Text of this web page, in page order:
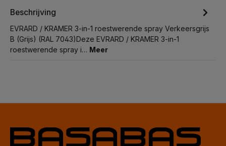
Beschrijving
EVRARD / KRAMER 3-in-1 roestwerende spray Verkeersgrijs
B (Grijs) (RAL 7043)Deze EVRARD / KRAMER 3-in-1
roestwerende spray i… Meer